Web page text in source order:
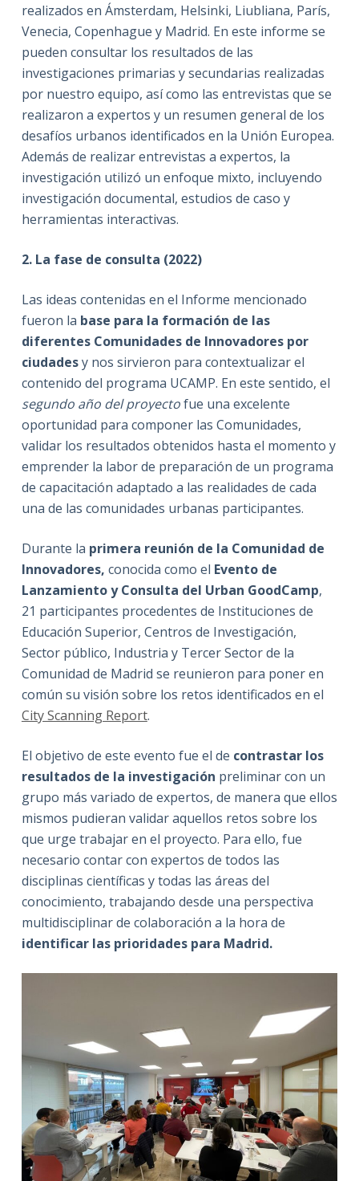
realizados en Ámsterdam, Helsinki, Liubliana, París,
Venecia, Copenhague y Madrid. En este informe se
pueden consultar los resultados de las
investigaciones primarias y secundarias realizadas
por nuestro equipo, así como las entrevistas que se
realizaron a expertos y un resumen general de los
desafíos urbanos identificados en la Unión Europea.
Además de realizar entrevistas a expertos, la
investigación utilizó un enfoque mixto, incluyendo
investigación documental, estudios de caso y
herramientas interactivas.
2. La fase de consulta (2022)
Las ideas contenidas en el Informe mencionado
fueron la base para la formación de las
diferentes Comunidades de Innovadores por
ciudadesy nos sirvieron para contextualizar el
contenido del programa UCAMP. En este sentido, el
segundo año del proyectofue una excelente
oportunidad para componer las Comunidades,
validar los resultados obtenidos hasta el momento y
emprender la labor de preparación de un programa
de capacitación adaptado a las realidades de cada
una de las comunidades urbanas participantes.
Durante la primera reunión de la Comunidad de
Innovadores, conocida como el Evento de
Lanzamiento y Consulta del Urban GoodCamp,
21 participantes procedentes de Instituciones de
Educación Superior, Centros de Investigación,
Sector público, Industria y Tercer Sector de la
Comunidad de Madrid se reunieron para poner en
común su visión sobre los retos identificados en el
City Scanning Report.
El objetivo de este evento fue el de contrastar los
resultados de la investigación preliminar con un
grupo más variado de expertos, de manera que ellos
mismos pudieran validar aquellos retos sobre los
que urge trabajar en el proyecto. Para ello, fue
necesario contar con expertos de todos las
disciplinas científicas y todas las áreas del
conocimiento, trabajando desde una perspectiva
multidisciplinar de colaboración a la hora de
identificar las prioridades para Madrid.